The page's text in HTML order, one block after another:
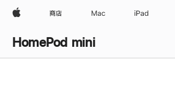
Apple 商店 Mac iPad
HomePod mini